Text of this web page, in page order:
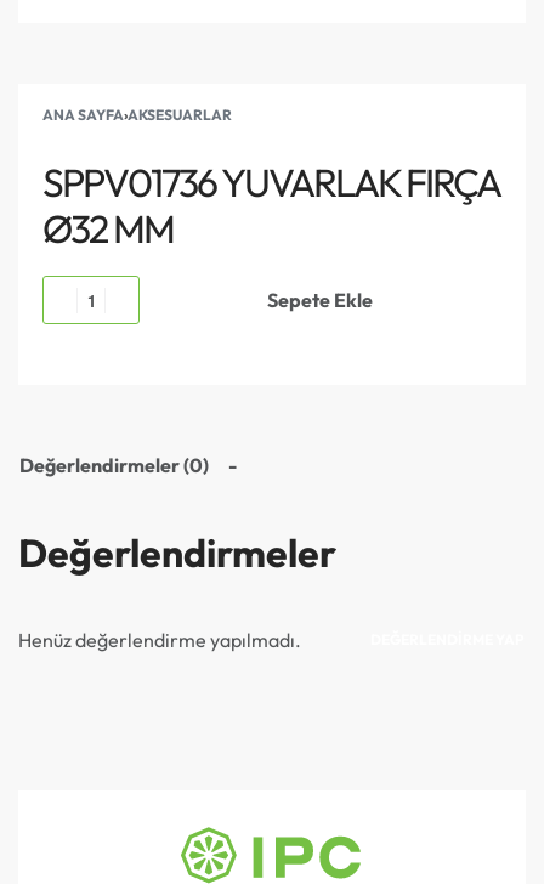
ANA SAYFA›AKSESUARLAR
SPPV01736 YUVARLAK FIRÇA
Ø32 MM
Sepete Ekle
Değerlendirmeler (0)
Değerlendirmeler
Henüz değerlendirme yapılmadı.